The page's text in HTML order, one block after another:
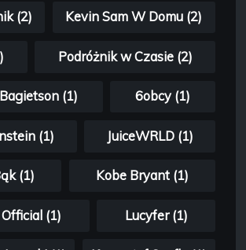
(2) Kevin Sam W Domu (2)
Podróżnik w Czasie (2)
(1) 6obcy (1)
(1) JuiceWRLD (1)
(1) Kobe Bryant (1)
(1) Lucyfer (1)